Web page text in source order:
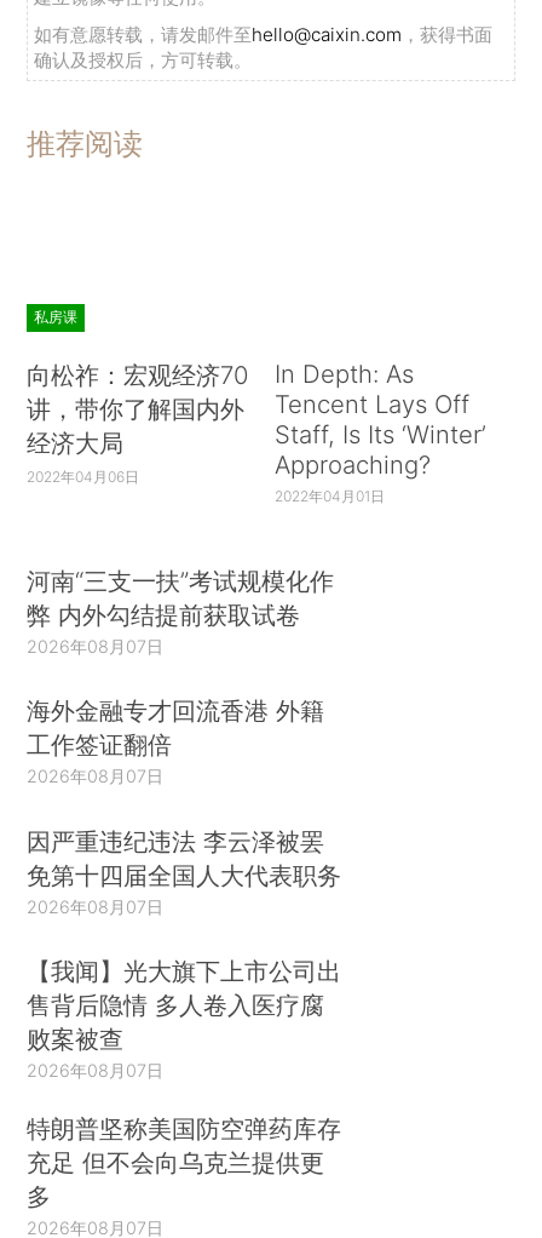
如有意愿转载，请发邮件至hello@caixin.com ，获得书面
确认及授权后，方可转载。
推荐阅读
私房课
向松祚：宏观经济70
讲，带你了解国内外
经济大局
2022年04月06日
In Depth: As
Tencent Lays Off
Staff, Is Its ‘Winter’
Approaching?
2022年04月01日
河南“三支一扶”考试规模化作
弊 内外勾结提前获取试卷
2026年08月07日
海外金融专才回流香港 外籍
工作签证翻倍
2026年08月07日
因严重违纪违法 李云泽被罢
免第十四届全国人大代表职务
2026年08月07日
【我闻】光大旗下上市公司出
售背后隐情 多人卷入医疗腐
败案被查
2026年08月07日
特朗普坚称美国防空弹药库存
充足 但不会向乌克兰提供更
多
2026年08月07日